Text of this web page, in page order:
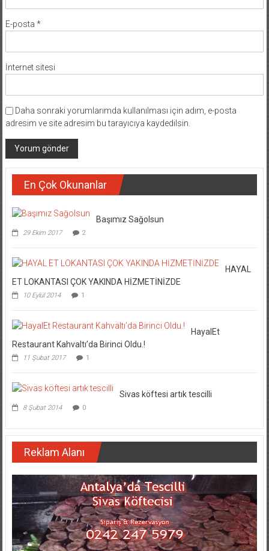
E-posta *
İnternet sitesi
Daha sonraki yorumlarımda kullanılması için adım, e-posta
adresim ve site adresim bu tarayıcıya kaydedilsin.
En Çok Okunanlar
Başımız Sağolsun
29 Ekim 2017 2
HAYAL
ET LOKANTASI ÇOK YAKINDA HİZMETİNİZDE
10 Eylül 2014 1
HayalEt
Restaurant Kahvaltı’da Birinci Oldu.!
11 Şubat 2017 1
Sivas köftesi artık tescilli
8 Şubat 2014 0
Reklam Alanı